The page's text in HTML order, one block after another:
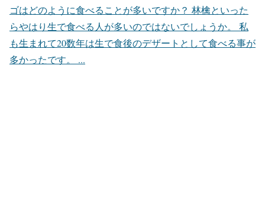
ゴはどのように食べることが多いですか？ 林檎といった
らやはり生で食べる人が多いのではないでしょうか。 私
も生まれて20数年は生で食後のデザートとして食べる事が
多かったです。 ...